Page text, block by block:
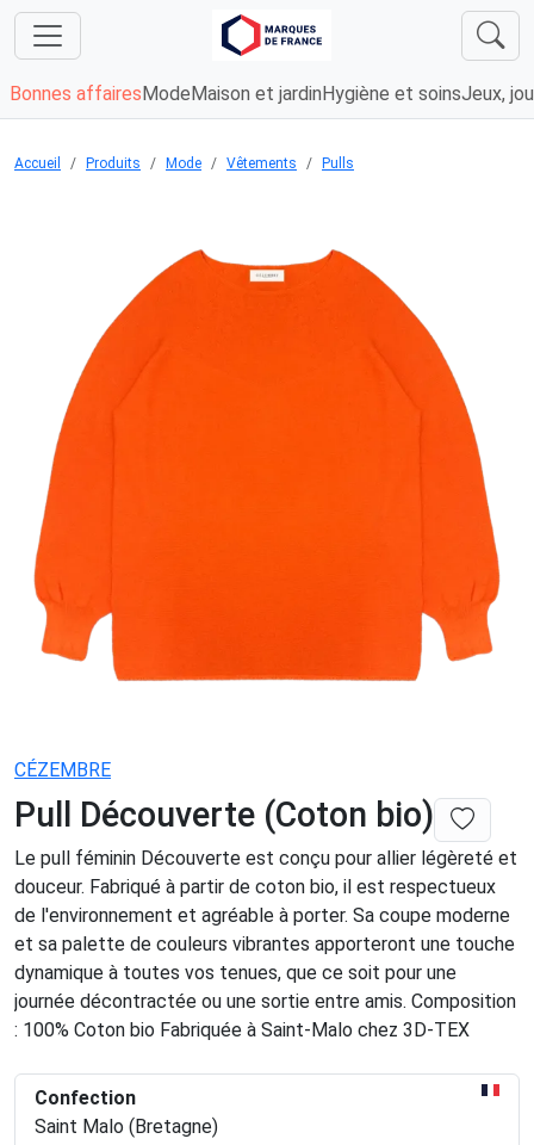
Bonnes affaires Mode Maison et jardin Hygiène et soinsJeux,
Accueil Produits Mode Vêtements Pulls
CÉZEMBRE
Pull Découverte (Coton bio)
Le pull féminin Découverte est conçu pour allier légèreté et
douceur. Fabriqué à partir de coton bio, il est respectueux
de l'environnement et agréable à porter. Sa coupe moderne
et sa palette de couleurs vibrantes apporteront une touche
dynamique à toutes vos tenues, que ce soit pour une
journée décontractée ou une sortie entre amis. Composition
: 100% Coton bio Fabriquée à Saint-Malo chez 3D-TEX
Confection
Saint Malo (Bretagne)